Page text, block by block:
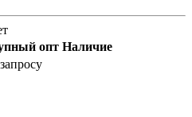
опт Наличие